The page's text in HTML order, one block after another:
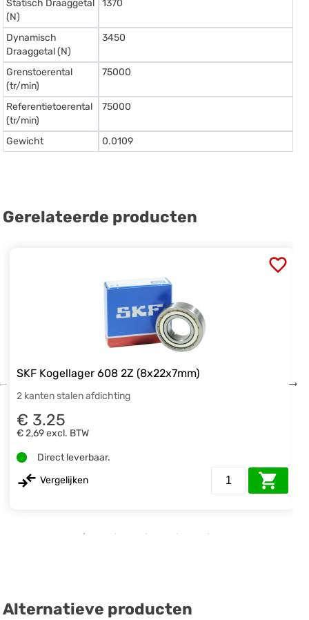
Statisch Draaggetal
(N)
1370
Dynamisch
Draaggetal (N)
3450
Grenstoerental
(tr/min)
75000
Referentietoerental
(tr/min)
75000
Gewicht 0.0109
Gerelateerde producten
SKF Kogellager 608 2Z (8x22x7mm)
2 kanten stalen afdichting
€ 3.25
€ 2,69excl. BTW
Direct leverbaar.
Vergelijken
Alternatieve producten